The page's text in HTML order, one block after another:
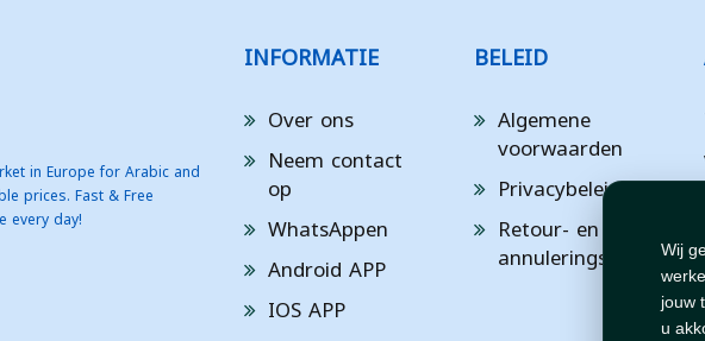
Wij
jouw
u
in Europe for Arabic and
prices. Fast & Free
every day!
INFORMATIE
Over ons
Neem contact
op
WhatsAppen
Android APP
IOS APP
BELEID
Algemene
voorwaarden
Privacybeleid
Retour- en
annuleringsbeleid